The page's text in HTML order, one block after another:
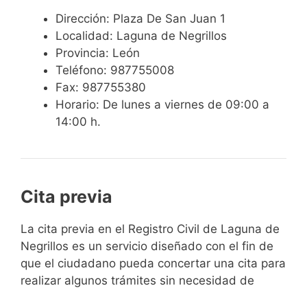
Dirección: Plaza De San Juan 1
Localidad: Laguna de Negrillos
Provincia: León
Teléfono: 987755008
Fax: 987755380
Horario: De lunes a viernes de 09:00 a
14:00 h.
Cita previa
​​​​​​​​​​​​​​​​​​​​​​​​​​​​La cita previa en el Registro Civil de Laguna de
Negrillos es un servicio diseñado con el fin de
que el ciudadano pueda concertar una cita para
realizar algunos trámites sin necesidad de